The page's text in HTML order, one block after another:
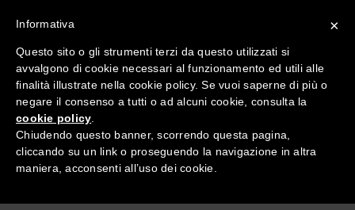
Tutte le categorie
×
Informativa
Questo sito o gli strumenti terzi da questo utilizzati si
avvalgono di cookie necessari al funzionamento ed utili alle
finalità illustrate nella cookie policy. Se vuoi saperne di più o
negare il consenso a tutti o ad alcuni cookie, consulta la
cookie policy
Chiudendo questo banner, scorrendo questa pagina,
cliccando su un link o proseguendo la navigazione in altra
maniera, acconsenti all’uso dei cookie.